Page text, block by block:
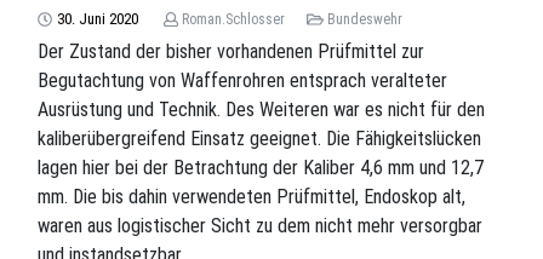
30. Juni 2020 Roman.Schlosser Bundeswehr
Der Zustand der bisher vorhandenen Prüfmittel zur
Begutachtung von Waffenrohren entsprach veralteter
Ausrüstung und Technik. Des Weiteren war es nicht für den
kaliberübergreifend Einsatz geeignet. Die Fähigkeitslücken
lagen hier bei der Betrachtung der Kaliber 4,6 mm und 12,7
mm. Die bis dahin verwendeten Prüfmittel, Endoskop alt,
waren aus logistischer Sicht zu dem nicht mehr versorgbar